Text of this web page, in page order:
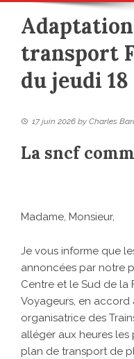
transport
du jeudi
17 juin 2026 by Charles
La sncf
Madame, Monsieur,
Je vous informe que
annoncées par notre
Centre et le Sud de la
Voyageurs, en accord
organisatrice des
alléger aux heures
plan de transport de